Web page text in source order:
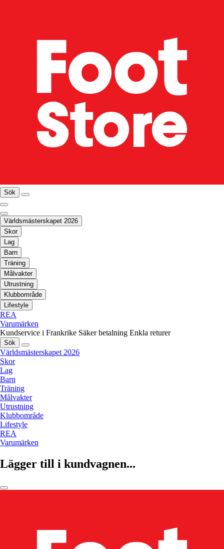
Sök
Världsmästerskapet 2026
Skor
Lag
Barn
Träning
Målvakter
Utrustning
Klubbområde
Lifestyle
REA
Varumärken
Kundservice i Frankrike Säker betalning Enkla returer
Sök
Världsmästerskapet 2026
Skor
Lag
Barn
Träning
Målvakter
Utrustning
Klubbområde
Lifestyle
REA
Varumärken
Lägger till i kundvagnen...